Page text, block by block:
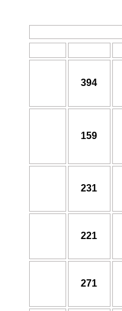
394
159
231
221
271